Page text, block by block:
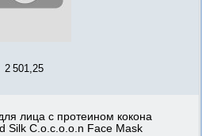
2 501,25
лица с протеином кокона
Silk C.o.c.o.o.n Face Mask